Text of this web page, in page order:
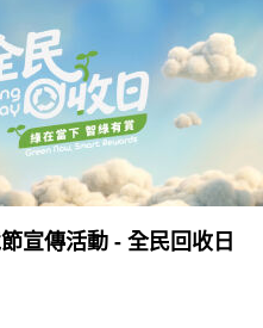
宣傳活動 - 全民回收日